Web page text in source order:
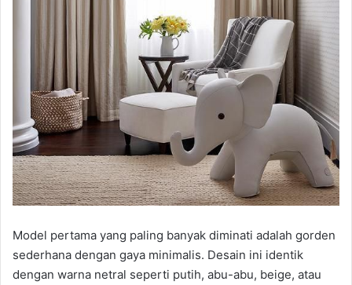
Model pertama yang paling banyak diminati adalah gorden
sederhana dengan gaya minimalis. Desain ini identik
dengan warna netral seperti putih, abu-abu, beige, atau